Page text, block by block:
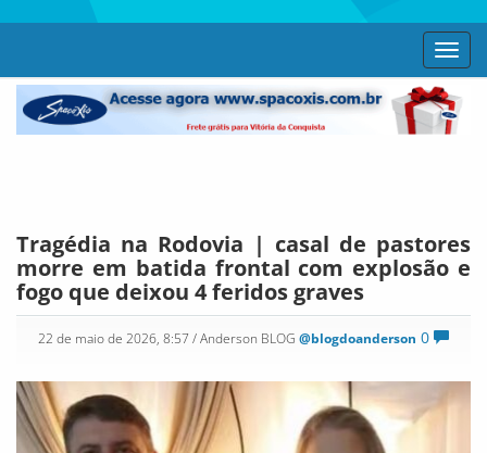
Tragédia na Rodovia | casal de pastores
morre em batida frontal com explosão e
fogo que deixou 4 feridos graves
0
22 de maio de 2026, 8:57 / Anderson BLOG @blogdoanderson